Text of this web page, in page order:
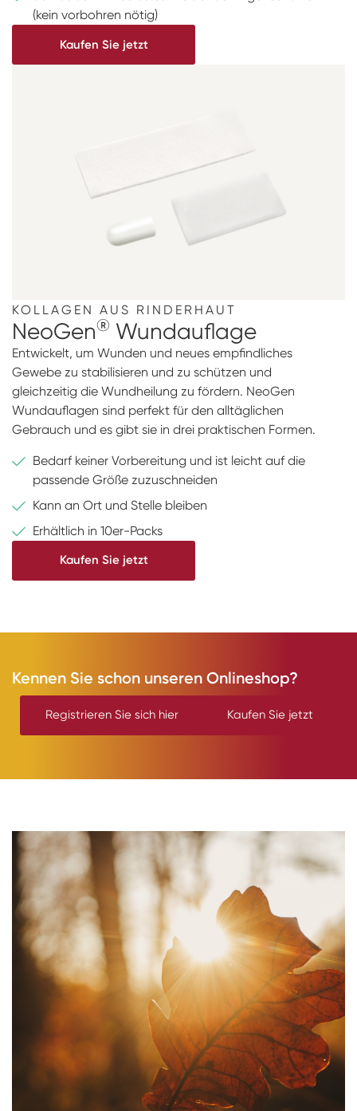
(kein vorbohren nötig)
Kaufen Sie jetzt
KOLLAGEN AUS RINDERHAUT
NeoGen® Wundauflage
Entwickelt, um Wunden und neues empfindliches
Gewebe zu stabilisieren und zu schützen und
gleichzeitig die Wundheilung zu fördern. NeoGen
Wundauflagen sind perfekt für den alltäglichen
Gebrauch und es gibt sie in drei praktischen Formen.
Bedarf keiner Vorbereitung und ist leicht auf die
passende Größe zuzuschneiden
Kann an Ort und Stelle bleiben
Erhältlich in 10er-Packs
Kaufen Sie jetzt
Kennen Sie schon unseren Onlineshop?
Registrieren Sie sich hier Kaufen Sie jetzt